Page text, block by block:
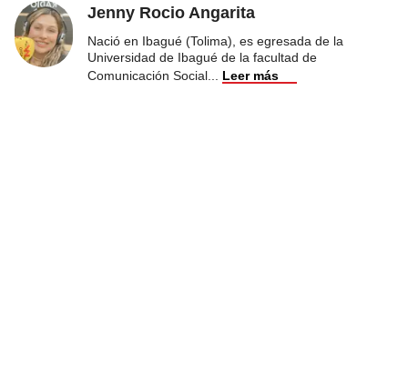
Jenny Rocio Angarita
Nació en Ibagué (Tolima), es egresada de la
Universidad de Ibagué de la facultad de
Comunicación Social
Leer más